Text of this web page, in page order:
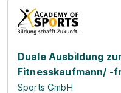
Duale Ausbildung
Fitnesskaufmann/ -
Sports GmbH